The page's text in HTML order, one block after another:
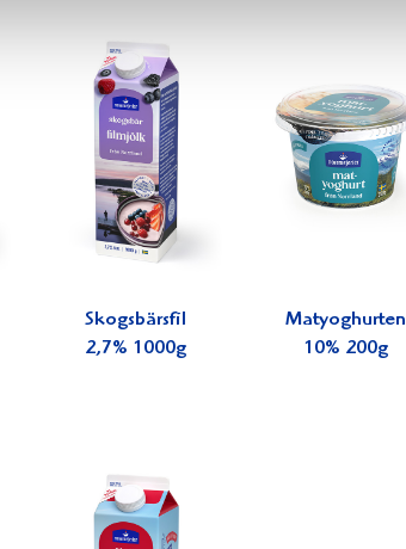
Skogsbärsfil
2,7% 1000g
Matyoghurten
10% 200g